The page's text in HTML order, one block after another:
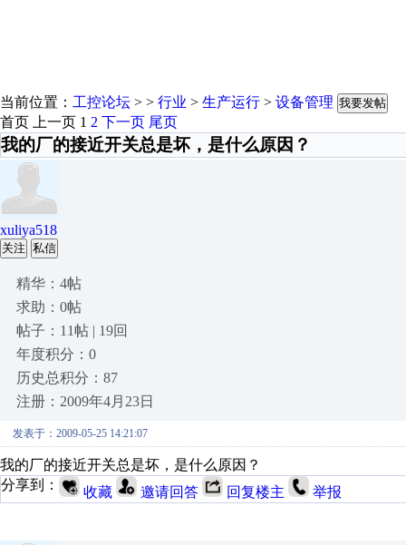
当前位置： 工控论坛 > > 行业 > 生产运行 > 设备管理 我要发帖
首页 上一页 1 2 下一页 尾页
我的厂的接近开关总是坏，是什么原因？
xuliya518
关注 私信
精华：4帖
求助：0帖
帖子：11帖 | 19回
年度积分：0
历史总积分：87
注册：2009年4月23日
发表于：2009-05-25 14:21:07
我的厂的接近开关总是坏，是什么原因？
分享到：
收藏 邀请回答 回复楼主 举报